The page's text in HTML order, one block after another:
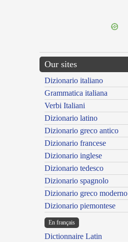
Our sites
Dizionario italiano
Grammatica italiana
Verbi Italiani
Dizionario latino
Dizionario greco antico
Dizionario francese
Dizionario inglese
Dizionario tedesco
Dizionario spagnolo
Dizionario greco moderno
Dizionario piemontese
En français
Dictionnaire Latin